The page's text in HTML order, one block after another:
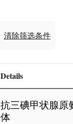
清除筛选条件
Details
抗三碘甲状腺原
体